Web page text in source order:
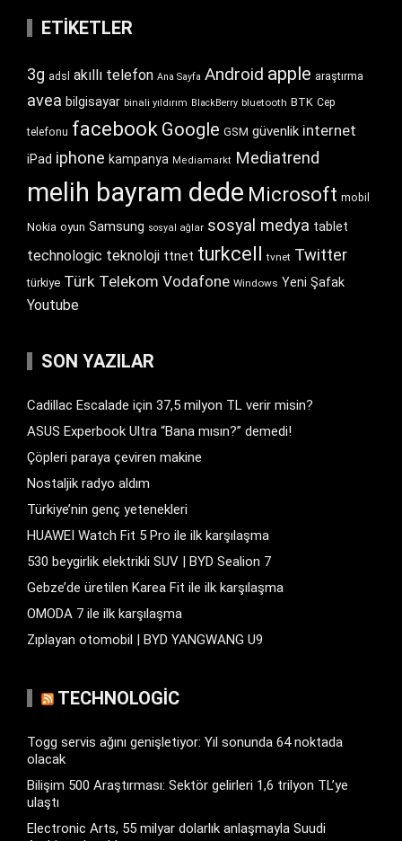
ETIKETLER
3g adsl akıllı telefon Ana Sayfa Android apple araştırma
avea bilgisayar binali yıldırım BlackBerry bluetooth BTK Cep
telefonu facebook Google GSM güvenlik internet
iPad iphone kampanya Mediamarkt Mediatrend
melih bayram dede Microsoft mobil
Nokia oyun Samsung sosyal ağlar sosyal medya tablet
technologic teknoloji ttnet turkcell tvnet Twitter
türkiye Türk Telekom Vodafone Windows Yeni Şafak
Youtube
SON YAZILAR
Cadillac Escalade için 37,5 milyon TL verir misin?
ASUS Experbook Ultra “Bana mısın?” demedi!
Çöpleri paraya çeviren makine
Nostaljik radyo aldım
Türkiye’nin genç yetenekleri
HUAWEI Watch Fit 5 Pro ile ilk karşılaşma
530 beygirlik elektrikli SUV | BYD Sealion 7
Gebze’de üretilen Karea Fit ile ilk karşılaşma
OMODA 7 ile ilk karşılaşma
Zıplayan otomobil | BYD YANGWANG U9
TECHNOLOGIC
Togg servis ağını genişletiyor: Yıl sonunda 64 noktada
olacak
Bilişim 500 Araştırması: Sektör gelirleri 1,6 trilyon TL’ye
ulaştı
Electronic Arts, 55 milyar dolarlık anlaşmayla Suudi